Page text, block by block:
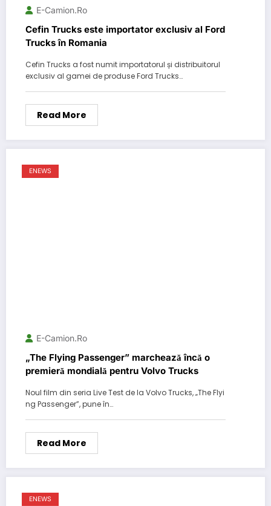
E-Camion.ro
Cefin Trucks este importator exclusiv al Ford
Trucks în Romania
Cefin Trucks a fost numit importatorul și distribuitorul
exclusiv al gamei de produse Ford Trucks…
Read More
ENEWS
E-Camion.ro
„The Flying Passenger” marchează încă o
premieră mondială pentru Volvo Trucks
Noul film din seria Live Test de la Volvo Trucks, „The Flyi
ng Passenger”, pune în…
Read More
ENEWS